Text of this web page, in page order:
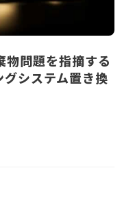
物問題を指摘する
グシステム置き換